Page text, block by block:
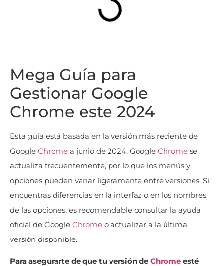
Mega Guía para
Gestionar Google
Chrome este 2024
Esta guía está basada en la versión más reciente de
Google Chrome a junio de 2024. Google Chrome se
actualiza frecuentemente, por lo que los menús y
opciones pueden variar ligeramente entre versiones. Si
encuentras diferencias en la interfaz o en los nombres
de las opciones, es recomendable consultar la ayuda
oficial de Google Chrome o actualizar a la última
versión disponible.
Para asegurarte de que tu versión de Chrome esté